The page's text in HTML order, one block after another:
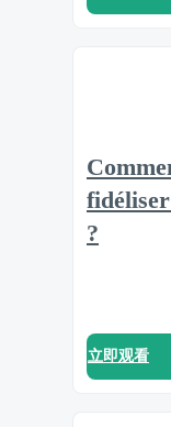
?
立即观看